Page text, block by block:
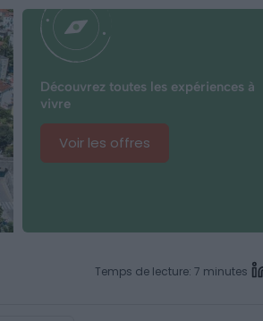
Découvrez toutes les expériences à
vivre
Voir les offres
Temps de lecture: 7 minutes